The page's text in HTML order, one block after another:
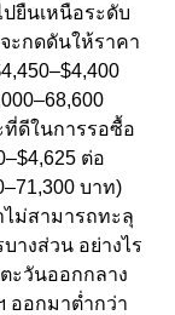
ยืนเหนือระดับ
ะกดดันให้ราคา
ที่ดีในการรอซื้อ
ต่อ
บาท)
ม่สามารถทะลุ
างส่วน อย่างไร
ะวันออกกลาง
ออกมาต่ำกว่า